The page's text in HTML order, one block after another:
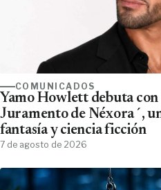
COMUNICADOS
Yamo Howlett debuta
Juramento de Néxora´,
fantasía y ciencia ficción
7 de agosto de 2026